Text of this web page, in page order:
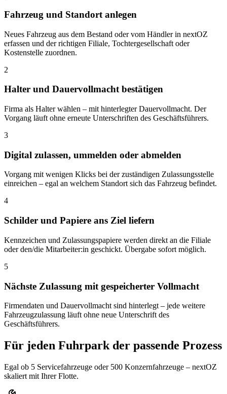
Fahrzeug und Standort anlegen
Neues Fahrzeug aus dem Bestand oder vom Händler in nextOZ
erfassen und der richtigen Filiale, Tochtergesellschaft oder
Kostenstelle zuordnen.
2
Halter und Dauervollmacht bestätigen
Firma als Halter wählen – mit hinterlegter Dauervollmacht. Der
Vorgang läuft ohne erneute Unterschriften des Geschäftsführers.
3
Digital zulassen, ummelden oder abmelden
Vorgang mit wenigen Klicks bei der zuständigen Zulassungsstelle
einreichen – egal an welchem Standort sich das Fahrzeug befindet.
4
Schilder und Papiere ans Ziel liefern
Kennzeichen und Zulassungspapiere werden direkt an die Filiale
oder den/die Mitarbeiter:in geschickt. Übergabe sofort möglich.
5
Nächste Zulassung mit gespeicherter Vollmacht
Firmendaten und Dauervollmacht sind hinterlegt – jede weitere
Fahrzeugzulassung läuft ohne neue Unterschrift des
Geschäftsführers.
Für jeden Fuhrpark der passende Prozess
Egal ob 5 Servicefahrzeuge oder 500 Konzernfahrzeuge – nextOZ
skaliert mit Ihrer Flotte.